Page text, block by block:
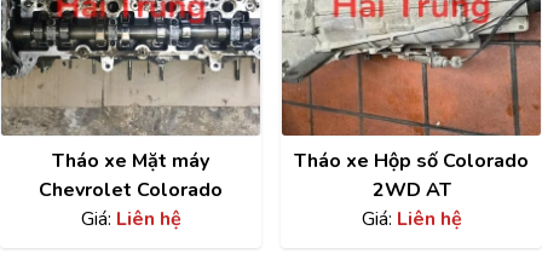
Tháo xe Mặt máy
Chevrolet Colorado
Giá: Liên hệ
Tháo xe Hộp số Colorado
2WD AT
Giá: Liên hệ